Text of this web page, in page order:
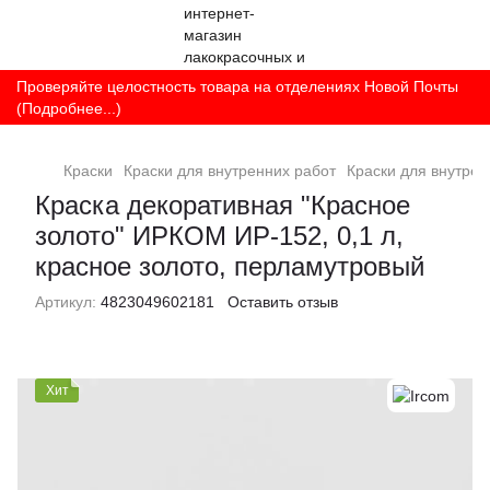
Проверяйте целостность товара на отделениях Новой Почты
(Подробнее...)
Краски Краски для внутренних работ Краски для
Краска декоративная "Красное
золото" ИРКОМ ИР-152, 0,1 л,
красное золото, перламутровый
Артикул: 4823049602181 Оставить отзыв
Хит